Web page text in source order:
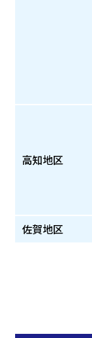
高知地区
佐賀地区